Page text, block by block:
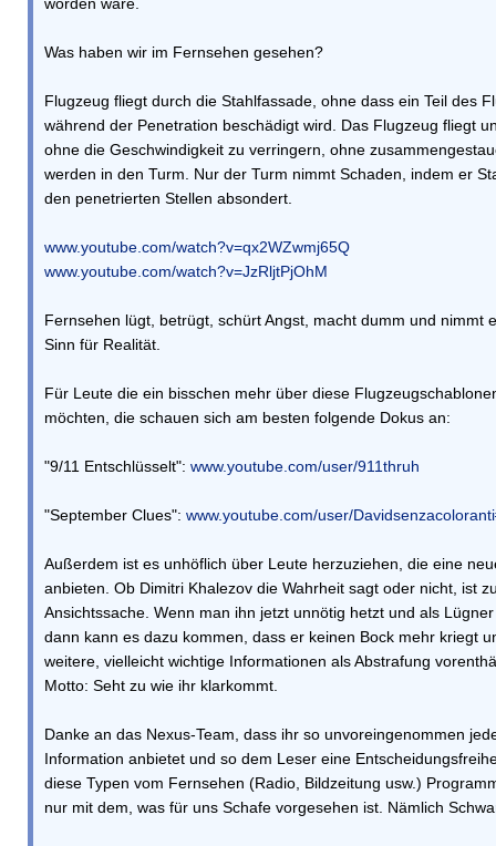
Was haben wir im Fernsehen gesehen?
Flugzeug fliegt durch die Stahlfassade, ohne dass ein Teil des
während der Penetration beschädigt wird. Das Flugzeug fliegt
ohne die Geschwindigkeit zu verringern, ohne
werden in den Turm. Nur der Turm nimmt Schaden, indem er
den penetrierten Stellen absondert.
www.youtube.com/watch?v=qx2WZwmj65Q
www.youtube.com/watch?v=JzRljtPjOhM
Fernsehen lügt, betrügt, schürt Angst, macht dumm und nimmt
Sinn für Realität.
Für Leute die ein bisschen mehr über diese
möchten, die schauen sich am besten folgende Dokus an:
"9/11 Entschlüsselt": www.youtube.com/user/911thruh
"September Clues": www.youtube.com/user/
Außerdem ist es unhöflich über Leute herzuziehen, die eine
anbieten. Ob Dimitri Khalezov die Wahrheit sagt oder nicht, ist
Ansichtssache. Wenn man ihn jetzt unnötig hetzt und als
dann kann es dazu kommen, dass er keinen Bock mehr kriegt
weitere, vielleicht wichtige Informationen als Abstrafung
Motto: Seht zu wie ihr klarkommt.
Danke an das Nexus-Team, dass ihr so unvoreingenommen
Information anbietet und so dem Leser eine
diese Typen vom Fernsehen (Radio, Bildzeitung usw.)
nur mit dem, was für uns Schafe vorgesehen ist. Nämlich